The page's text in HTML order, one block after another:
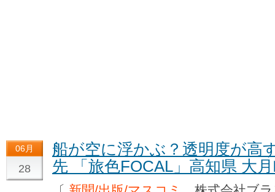
06月
28
船が空に浮かぶ？透明度が高
先 「旅色FOCAL」高知県 大